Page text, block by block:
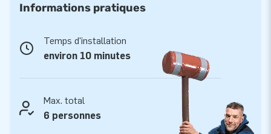
Informations pratiques
Temps d'installation
environ 10 minutes
Max. total
6 personnes